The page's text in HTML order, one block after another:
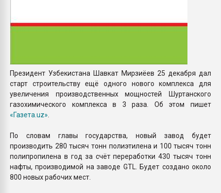
Президент Узбекистана Шавкат Мирзиёев 25 декабря дал
старт строительству ещё одного нового комплекса для
увеличения производственных мощностей Шуртанского
газохимического комплекса в 3 раза. Об этом пишет
«Газета.uz»
По словам главы государства, новый завод будет
производить 280 тысяч тонн полиэтилена и 100 тысяч тонн
полипропилена в год за счёт переработки 430 тысяч тонн
нафты, производимой на заводе GTL. Будет создано около
800 новых рабочих мест.